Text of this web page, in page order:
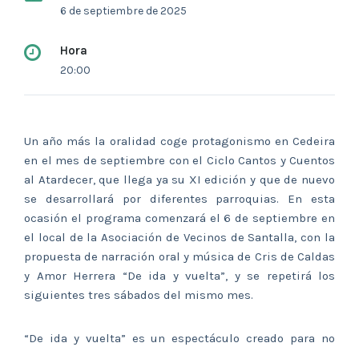
6 de septiembre de 2025
Hora
20:00
Un año más la oralidad coge protagonismo en Cedeira
en el mes de septiembre con el Ciclo Cantos y Cuentos
al Atardecer, que llega ya su XI edición y que de nuevo
se desarrollará por diferentes parroquias. En esta
ocasión el programa comenzará el 6 de septiembre en
el local de la Asociación de Vecinos de Santalla, con la
propuesta de narración oral y música de Cris de Caldas
y Amor Herrera “De ida y vuelta”, y se repetirá los
siguientes tres sábados del mismo mes.
“De ida y vuelta” es un espectáculo creado para no